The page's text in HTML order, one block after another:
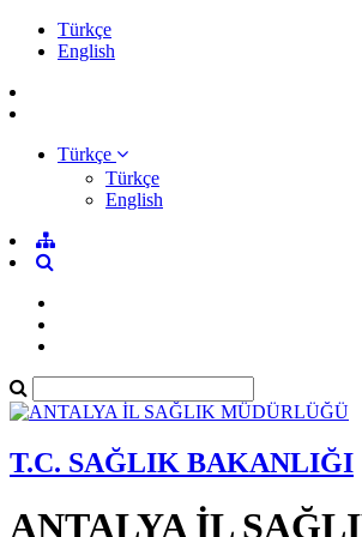
Türkçe
English
Türkçe
Türkçe
English
T.C. SAĞLIK BAKANLIĞI
ANTALYA İL